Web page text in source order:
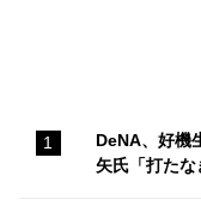
DeNA、好機
矢氏「打た